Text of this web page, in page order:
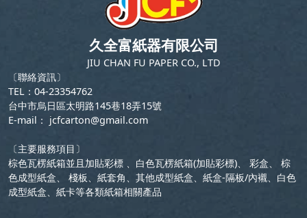
久全富紙器有限公司
JIU CHAN FU PAPER CO., LTD
〔聯絡資訊〕
TEL：04-23354762
台中市烏日區太明路145巷18弄15號
E-mail： jcfcarton@gmail.com
〔主要服務項目〕
棕色瓦楞紙箱並且加貼彩標 、白色瓦楞紙箱(加貼彩標)、 彩盒、 棕
色成型紙盒、 棧板、紙套角、其他成型紙盒、紙盒-隔板/內襯、白色
成型紙盒、紙卡等各類紙箱相關產品